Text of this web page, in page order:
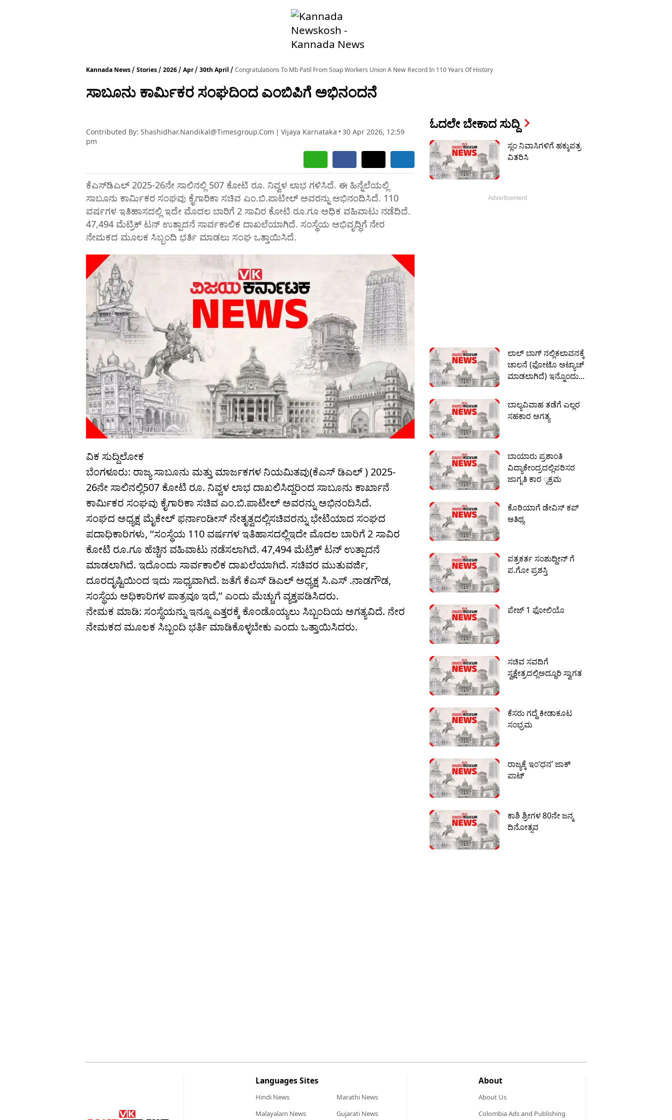
Kannada News Stories 2026 Apr 30th April Congratulations To Mb Patil From Soap Workers Union A New Record In 110 Years Of History
ಸಾಬೂನು ಕಾರ್ಮಿಕರ ಸಂಘದಿಂದ ಎಂಬಿಪಿಗೆ ಅಭಿನಂದನೆ
Contributed By: Shashidhar.nandikal@timesgroup.com | Vijaya Karnataka •30 Apr 2026, 12:59
pm
ಕೆಎಸ್‌ಡಿಎಲ್‌ 2025-26ನೇ ಸಾಲಿನಲ್ಲಿ 507 ಕೋಟಿ ರೂ. ನಿವ್ವಳ ಲಾಭ ಗಳಿಸಿದೆ. ಈ ಹಿನ್ನೆಲೆಯಲ್ಲಿ
ಸಾಬೂನು ಕಾರ್ಮಿಕರ ಸಂಘವು ಕೈಗಾರಿಕಾ ಸಚಿವ ಎಂ.ಬಿ.ಪಾಟೀಲ್‌ ಅವರನ್ನು ಅಭಿನಂದಿಸಿದೆ. 110
ವರ್ಷಗಳ ಇತಿಹಾಸದಲ್ಲಿ ಇದೇ ಮೊದಲ ಬಾರಿಗೆ 2 ಸಾವಿರ ಕೋಟಿ ರೂ.ಗೂ ಅಧಿಕ ವಹಿವಾಟು ನಡೆದಿದೆ.
47,494 ಮೆಟ್ರಿಕ್‌ ಟನ್‌ ಉತ್ಪಾದನೆ ಸಾರ್ವಕಾಲಿಕ ದಾಖಲೆಯಾಗಿದೆ. ಸಂಸ್ಥೆಯ ಅಭಿವೃದ್ಧಿಗೆ ನೇರ
ನೇಮಕದ ಮೂಲಕ ಸಿಬ್ಬಂದಿ ಭರ್ತಿ ಮಾಡಲು ಸಂಘ ಒತ್ತಾಯಿಸಿದೆ.
ವಿಕ ಸುದ್ದಿಲೋಕ
ಬೆಂಗಳೂರು: ರಾಜ್ಯ ಸಾಬೂನು ಮತ್ತು ಮಾರ್ಜಕಗಳ ನಿಯಮಿತವು(ಕೆಎಸ್ ಡಿಎಲ್ ) 2025-
26ನೇ ಸಾಲಿನಲ್ಲಿ507 ಕೋಟಿ ರೂ. ನಿವ್ವಳ ಲಾಭ ದಾಖಲಿಸಿದ್ದರಿಂದ ಸಾಬೂನು ಕಾರ್ಖಾನೆ
ಕಾರ್ಮಿಕರ ಸಂಘವು ಕೈಗಾರಿಕಾ ಸಚಿವ ಎಂ.ಬಿ.ಪಾಟೀಲ್ ಅವರನ್ನು ಅಭಿನಂದಿಸಿದೆ.
ಸಂಘದ ಅಧ್ಯಕ್ಷ ಮೈಕೇಲ್ ಫರ್ನಾಂಡೀಸ್ ನೇತೃತ್ವದಲ್ಲಿಸಚಿವರನ್ನು ಭೇಟಿಯಾದ ಸಂಘದ
ಪದಾಧಿಕಾರಿಗಳು, ‘‘ಸಂಸ್ಥೆಯ 110 ವರ್ಷಗಳ ಇತಿಹಾಸದಲ್ಲಿಇದೇ ಮೊದಲ ಬಾರಿಗೆ 2 ಸಾವಿರ
ಕೋಟಿ ರೂ.ಗೂ ಹೆಚ್ಚಿನ ವಹಿವಾಟು ನಡೆಸಲಾಗಿದೆ. 47,494 ಮೆಟ್ರಿಕ್ ಟನ್ ಉತ್ಪಾದನೆ
ಮಾಡಲಾಗಿದೆ. ಇದೊಂದು ಸಾರ್ವಕಾಲಿಕ ದಾಖಲೆಯಾಗಿದೆ. ಸಚಿವರ ಮುತುವರ್ಜಿ,
ದೂರದೃಷ್ಟಿಯಿಂದ ಇದು ಸಾಧ್ಯವಾಗಿದೆ. ಜತೆಗೆ ಕೆಎಸ್ ಡಿಎಲ್ ಅಧ್ಯಕ್ಷ ಸಿ.ಎಸ್ .ನಾಡಗೌಡ,
ಸಂಸ್ಥೆಯ ಅಧಿಕಾರಿಗಳ ಪಾತ್ರವೂ ಇದೆ,’’ ಎಂದು ಮೆಚ್ಚುಗೆ ವ್ಯಕ್ತಪಡಿಸಿದರು.
ನೇಮಕ ಮಾಡಿ: ಸಂಸ್ಥೆಯನ್ನು ಇನ್ನೂ ಎತ್ತರಕ್ಕೆ ಕೊಂಡೊಯ್ಯಲು ಸಿಬ್ಬಂದಿಯ ಅಗತ್ಯವಿದೆ. ನೇರ
ನೇಮಕದ ಮೂಲಕ ಸಿಬ್ಬಂದಿ ಭರ್ತಿ ಮಾಡಿಕೊಳ್ಳಬೇಕು ಎಂದು ಒತ್ತಾಯಿಸಿದರು.
ಓದಲೇ ಬೇಕಾದ ಸುದ್ದಿ
ಸ್ಲಂ ನಿವಾಸಿಗಳಿಗೆ ಹಕ್ಕುಪತ್ರ
ವಿತರಿಸಿ
ಲಾಲ್ ಬಾಗ್ ನಲ್ಲಿಕಲಾವನಕ್ಕೆ
ಚಾಲನೆ (ಫೋಟೊ ಅಟ್ಯಾಚ್
ಮಾಡಲಾಗಿದೆ) ಇನ್ನೊಂದು
ಒಟ್ಟಿಗೆ ಬಳಸಿ
ಬಾಲ್ಯವಿವಾಹ ತಡೆಗೆ ಎಲ್ಲರ
ಸಹಕಾರ ಅಗತ್ಯ
ಬಾಯಾರು ಪ್ರಶಾಂತಿ
ವಿದ್ಯಾಕೇಂದ್ರದಲ್ಲಿಪರಿಸರ
ಜಾಗೃತಿ ಕಾರ ್ಯಕ್ರಮ
ಕೊರಿಯಾಗೆ ಡೇವಿಸ್ ಕಪ್
ಆತಿಥ್ಯ
ಪತ್ರಕರ್ತ ಸಂಶುದ್ದೀನ್ ಗೆ
ಪ.ಗೋ ಪ್ರಶಸ್ತಿ
ಪೇಜ್ 1 ಫೋಲಿಯೊ
ಸಚಿವ ಸವದಿಗೆ
ಸ್ವಕ್ಷೇತ್ರದಲ್ಲಿಅದ್ಧೂರಿ ಸ್ವಾಗತ
ಕೆಸರು ಗದ್ದೆ ಕೀಡಾಕೂಟ
ಸಂಭ್ರಮ
ರಾಜ್ಯಕ್ಕೆ ಇಂ‘ಧನ’ ಜಾಕ್
ಪಾಟ್
ಕಾಶಿ ಶ್ರೀಗಳ 80ನೇ ಜನ್ಮ
ದಿನೋತ್ಸವ
Languages Sites
HindiNews
Malayalam News
MarathiNews
GujaratiNews
About
About Us
Colombia Ads and Publishing